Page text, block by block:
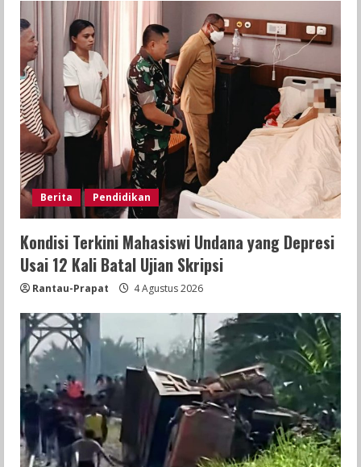
Berita Pendidikan
Kondisi Terkini Mahasiswi Undana yang Depresi
Usai 12 Kali Batal Ujian Skripsi
Rantau-Prapat 4 Agustus 2026